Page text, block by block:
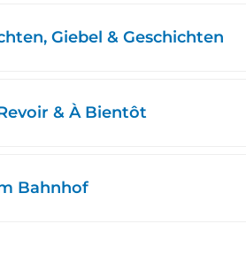
Giebel & Geschichten
& À Bientôt
Bahnhof